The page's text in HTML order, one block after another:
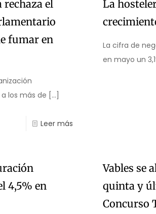
rechaza el
fumar en
los más de […]
Leer más
La
La cifra de
en mayo un
4,5% en
Vables se
quinta y
Concurso